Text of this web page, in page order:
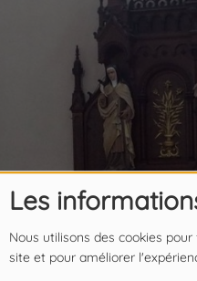
Les
Nous utilisons des cookies
site et pour améliorer